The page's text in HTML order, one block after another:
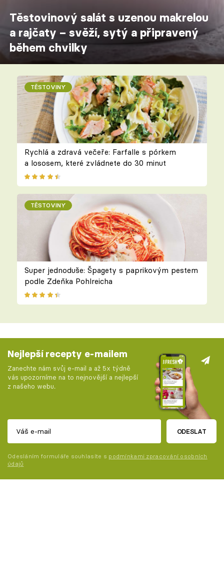
Těstovinový salát s uzenou makrelou
a rajčaty – svěží, sytý a připravený
během chvilky
TĚSTOVINY
Rychlá a zdravá večeře: Farfalle s pórkem
a lososem, které zvládnete do 30 minut
TĚSTOVINY
Super jednoduše: Špagety s paprikovým pestem
podle Zdeňka Pohlreicha
Nejlepší recepty e-mailem
Zanechte nám svůj e-mail a až 5x týdně
vás upozorníme na to nejnovější a nejlepší
z našeho webu.
ODESLAT
Odesláním formuláře souhlasíte s podmínkami zpracování osobních
údajů